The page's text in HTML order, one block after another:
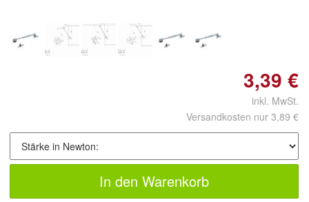
3,39 €
inkl. MwSt.
Versandkosten nur 3,89 €
In den Warenkorb